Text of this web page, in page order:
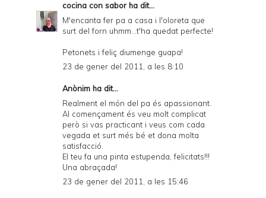
cocina con sabor ha dit...
M'encanta fer pa a casa i l'oloreta que
surt del forn uhmm...t'ha quedat perfecte!
Petonets i feliç diumenge guapa!
23 de gener del 2011, a les 8:10
Anònim ha dit...
Realment el món del pa és apassionant.
Al començament és veu molt complicat
però si vas practicant i veus com cada
vegada et surt més bé et dona molta
satisfacció.
El teu fa una pinta estupenda, felicitats!!!
Una abraçada!
23 de gener del 2011, a les 15:46